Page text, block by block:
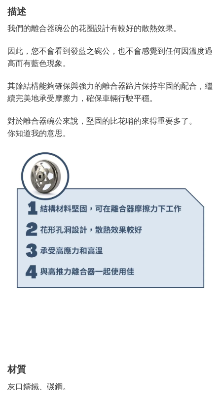
描述
我們的離合器碗公的花圈設計有較好的散熱效果。
因此，您不會看到發藍之碗公，也不會感覺到任何因溫度過
高而有藍色現象。
其餘結構能夠確保與強力的離合器蹄片保持牢固的配合，繼
續完美地承受摩擦力，確保車輛行駛平穩。
對於離合器碗公來說，堅固的比花哨的來得重要多了。
你知道我的意思。
材質
灰口鑄鐵、碳鋼。